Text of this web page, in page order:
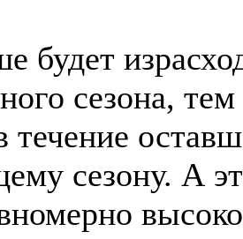
будет
сезона,
течение
сезону. А